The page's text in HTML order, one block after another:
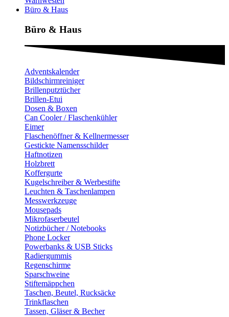
Büro & Haus
Büro & Haus
Adventskalender
Bildschirmreiniger
Brillenputztücher
Brillen-Etui
Dosen & Boxen
Can Cooler / Flaschenkühler
Eimer
Flaschenöffner & Kellnermesser
Gestickte Namensschilder
Haftnotizen
Holzbrett
Koffergurte
Kugelschreiber & Werbestifte
Leuchten & Taschenlampen
Messwerkzeuge
Mousepads
Mikrofaserbeutel
Notizbücher / Notebooks
Phone Locker
Powerbanks & USB Sticks
Radiergummis
Regenschirme
Sparschweine
Stiftemäppchen
Taschen, Beutel, Rucksäcke
Trinkflaschen
Tassen, Gläser & Becher